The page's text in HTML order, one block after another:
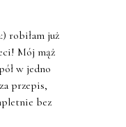
robiłam już
Mój mąż
w jedno
przepis,
bez